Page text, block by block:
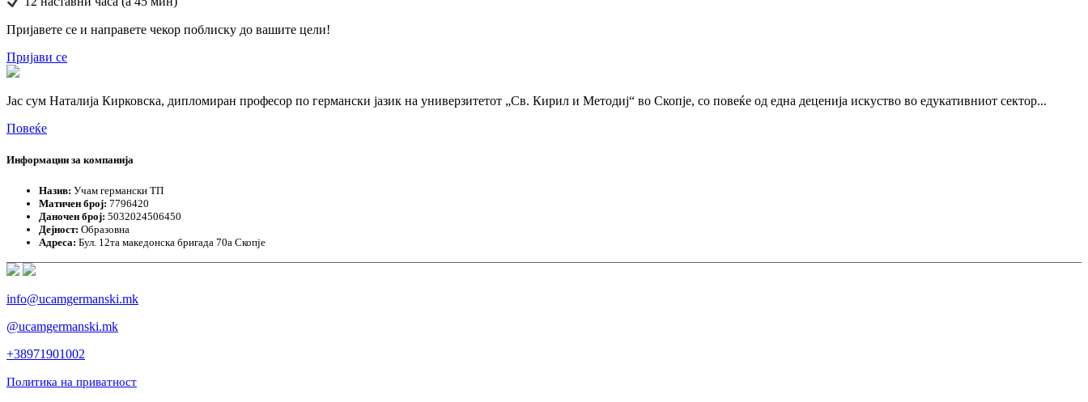
Пријавете се и направете чекор поблиску до вашите цели!
Пријави се
Јас сум Наталија Кирковска, дипломиран професор по германски јазик на универзитетот „Св. Кирил и Методиј“ во Скопје, со повеќе од една деценија искуство во едукативниот сектор...
Повеќе
Информации за компанија
Назив: Учам германски ТП
Матичен број: 7796420
Даночен број: 5032024506450
Дејност: Образовна
Адреса: Бул. 12та македонска бригада 70а Скопје
info@ucamgermanski.mk
@ucamgermanski.mk
+38971901002
Политика на приватност